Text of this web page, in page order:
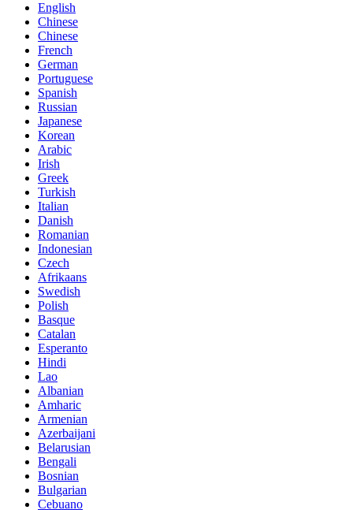
English
Chinese
Chinese
French
German
Portuguese
Spanish
Russian
Japanese
Korean
Arabic
Irish
Greek
Turkish
Italian
Danish
Romanian
Indonesian
Czech
Afrikaans
Swedish
Polish
Basque
Catalan
Esperanto
Hindi
Lao
Albanian
Amharic
Armenian
Azerbaijani
Belarusian
Bengali
Bosnian
Bulgarian
Cebuano